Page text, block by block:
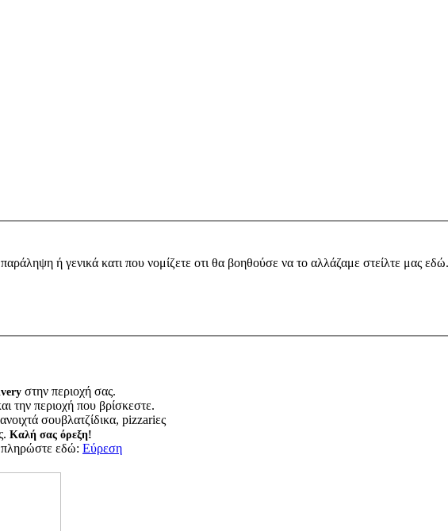
ή γενικά κατι που νομίζετε οτι θα βοηθούσε να το αλλάζαμε στείλτε μας
στην περιοχή σας.
την περιοχή που βρίσκεστε.
σουβλατζίδικα, pizzariες
Καλή σας όρεξη!
εδώ: Εύρεση